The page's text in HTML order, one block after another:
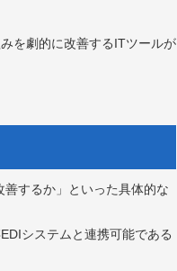
を劇的に改善するITツールが
するか」といった具体的な
システムと連携可能である